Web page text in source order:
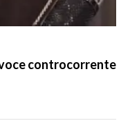
controcorrente